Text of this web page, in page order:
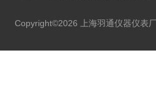
Copyright©2026 上海羽通仪器仪表